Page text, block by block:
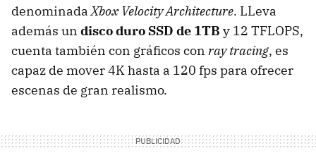
denominadaXbox Velocity Architecture. LLeva
además un disco duro SSD de 1TB y 12 TFLOPS,
cuenta también con gráficos con ray tracing, es
capaz de mover 4K hasta a 120 fps para ofrecer
escenas de gran realismo.